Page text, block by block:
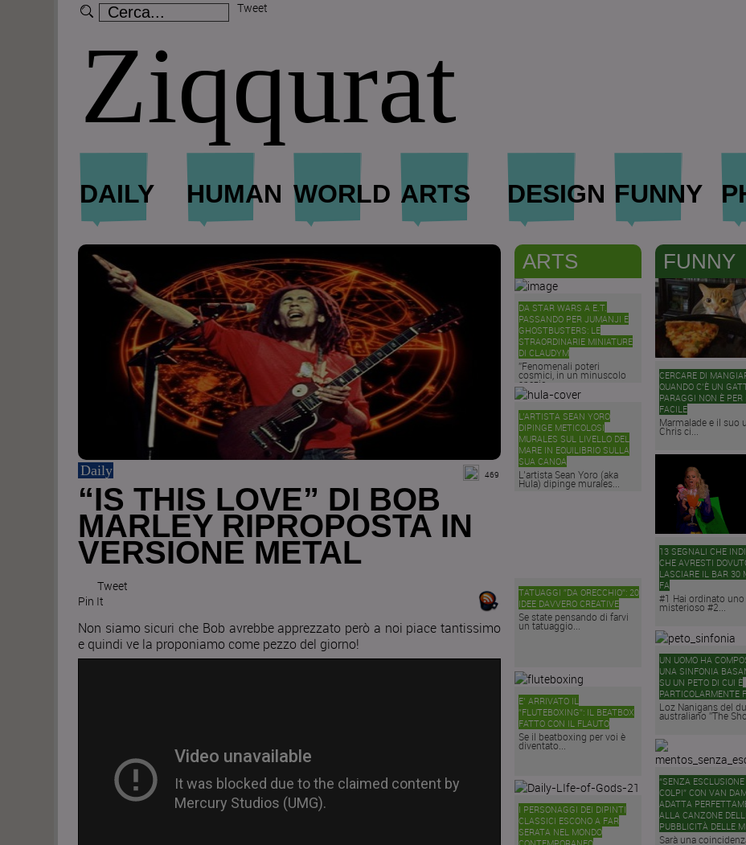
Tweet
Ziqqurat
DAILY HUMAN WORLD ARTS DESIGN FUNNY
469
Daily
“IS THIS LOVE” DI BOB
MARLEY RIPROPOSTA IN
VERSIONE METAL
Tweet
Pin It
Non siamo sicuri che Bob avrebbe apprezzato però a noi piace tantissimo
e quindi ve la proponiamo come pezzo del giorno!
ARTS
DA STAR WARS A E.T.
PASSANDO PER JUMANJI E
GHOSTBUSTERS: LE
STRAORDINARIE MINIATURE
DI CLAUDYM
”Fenomenali poteri
cosmici, in un minuscolo
spazio...
L’ARTISTA SEAN YORO
DIPINGE METICOLOSI
MURALES SUL LIVELLO DEL
MARE IN EQUILIBRIO SULLA
SUA CANOA
L’artista Sean Yoro (aka
Hula) dipinge murales...
TATUAGGI ”DA ORECCHIO”: 20
IDEE DAVVERO CREATIVE
Se state pensando di farvi
un tatuaggio...
E’ ARRIVATO IL
”FLUTEBOXING”: IL BEATBOX
FATTO CON IL FLAUTO
Se il beatboxing per voi è
diventato...
I PERSONAGGI DEI DIPINTI
CLASSICI ESCONO A FAR
SERATA NEL MONDO
FUNNY
CERCARE DI
QUANDO C’È UN
PARAGGI NON È
FACILE
Marmalade e il suo
Chris ci...
13 SEGNALI CHE
CHE AVRESTI
LASCIARE IL BAR 30
FA
#1 Hai ordinato
misterioso #2...
UN UOMO HA
UNA SINFONIA
SU UN PETO DI CUI È
PARTICOLARMENTE
Loz Nanigans del
australiano ”The
“SENZA ESCLUSIONE
COLPI” CON VAN
ADATTA
ALLA CANZONE
PUBBLICITÀ DELLE
Sarà una